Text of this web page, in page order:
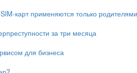
карт применяются только родителями
за три месяца
для бизнеса